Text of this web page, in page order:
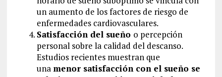
un aumento de los factores de riesgo de
enfermedades cardiovasculares.
Satisfacción del sueño o percepción
personal sobre la calidad del descanso.
Estudios recientes muestran que
una menor satisfacción con el sueño se